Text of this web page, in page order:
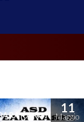
11
Maggio